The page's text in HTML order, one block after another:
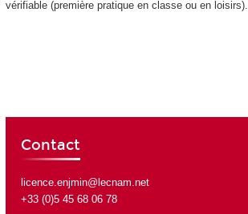
vérifiable (première pratique en classe ou en loisirs).
Contact
licence.enjmin@lecnam.net
+33 (0)5 45 68 06 78